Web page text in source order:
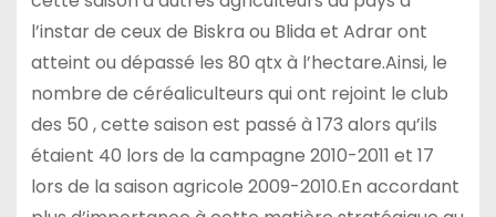
l’instar de ceux de Biskra ou Blida et Adrar ont
atteint ou dépassé les 80 qtx à l’hectare.Ainsi, le
nombre de céréaliculteurs qui ont rejoint le club
des 50 , cette saison est passé à 173 alors qu’ils
étaient 40 lors de la campagne 2010-2011 et 17
lors de la saison agricole 2009-2010.En accordant